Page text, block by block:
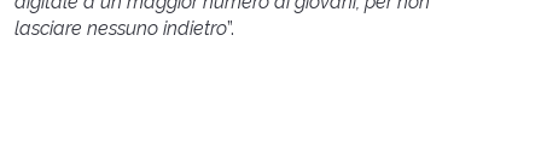
lasciare nessuno indietro”.